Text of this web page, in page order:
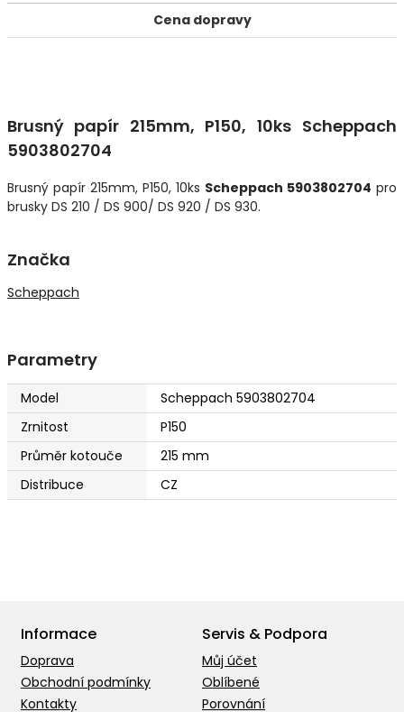
Cena dopravy
Brusný papír 215mm, P150, 10ks Scheppach
5903802704
Brusný papír 215mm, P150, 10ks Scheppach 5903802704 pro
brusky DS 210 / DS 900/ DS 920 / DS 930.
Značka
Scheppach
Parametry
Model
Scheppach 5903802704
Zrnitost
P150
Průměr kotouče
215 mm
Distribuce
CZ
Informace
Doprava
Obchodní podmínky
Kontakty
Servis & Podpora
Můj účet
Oblíbené
Porovnání